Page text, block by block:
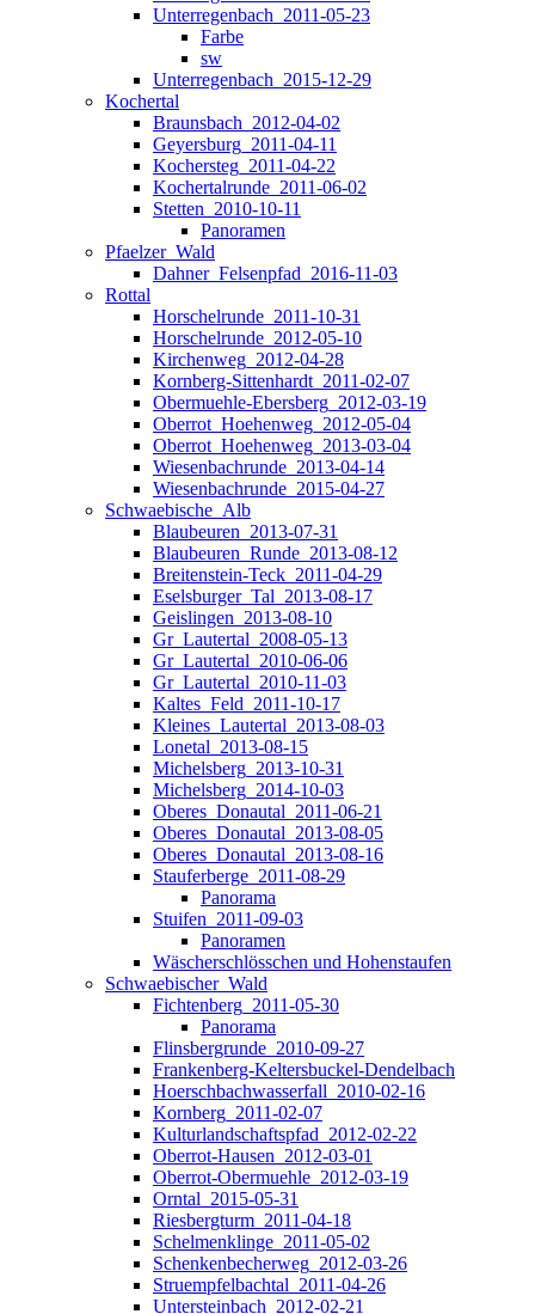
Unterregenbach_2011-05-23
Farbe
sw
Unterregenbach_2015-12-29
Kochertal
Braunsbach_2012-04-02
Geyersburg_2011-04-11
Kochersteg_2011-04-22
Kochertalrunde_2011-06-02
Stetten_2010-10-11
Panoramen
Pfaelzer_Wald
Dahner_Felsenpfad_2016-11-03
Rottal
Horschelrunde_2011-10-31
Horschelrunde_2012-05-10
Kirchenweg_2012-04-28
Kornberg-Sittenhardt_2011-02-07
Obermuehle-Ebersberg_2012-03-19
Oberrot_Hoehenweg_2012-05-04
Oberrot_Hoehenweg_2013-03-04
Wiesenbachrunde_2013-04-14
Wiesenbachrunde_2015-04-27
Schwaebische_Alb
Blaubeuren_2013-07-31
Blaubeuren_Runde_2013-08-12
Breitenstein-Teck_2011-04-29
Eselsburger_Tal_2013-08-17
Geislingen_2013-08-10
Gr_Lautertal_2008-05-13
Gr_Lautertal_2010-06-06
Gr_Lautertal_2010-11-03
Kaltes_Feld_2011-10-17
Kleines_Lautertal_2013-08-03
Lonetal_2013-08-15
Michelsberg_2013-10-31
Michelsberg_2014-10-03
Oberes_Donautal_2011-06-21
Oberes_Donautal_2013-08-05
Oberes_Donautal_2013-08-16
Stauferberge_2011-08-29
Panorama
Stuifen_2011-09-03
Panoramen
Wäscherschlösschen und Hohenstaufen
Schwaebischer_Wald
Fichtenberg_2011-05-30
Panorama
Flinsbergrunde_2010-09-27
Frankenberg-Keltersbuckel-Dendelbach
Hoerschbachwasserfall_2010-02-16
Kornberg_2011-02-07
Kulturlandschaftspfad_2012-02-22
Oberrot-Hausen_2012-03-01
Oberrot-Obermuehle_2012-03-19
Orntal_2015-05-31
Riesbergturm_2011-04-18
Schelmenklinge_2011-05-02
Schenkenbecherweg_2012-03-26
Struempfelbachtal_2011-04-26
Untersteinbach_2012-02-21